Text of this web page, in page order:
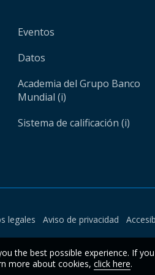
Eventos
Datos
Academia del Grupo Banco
Mundial (i)
Sistema de calificación (i)
legales Aviso de privacidad
the best possible experience. If
more about cookies, click here.